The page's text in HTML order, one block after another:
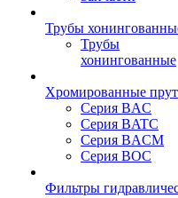
Трубы
Трубы
хонингованные
Хромированные
Серия BAC
Серия BATC
Серия BACM
Серия BOC
Фильтры